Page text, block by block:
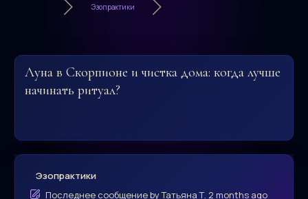
Эзопрактики
Луна в Скорпионе и чистка дома: когда лучше
начинать ритуал?
Эзопрактики
Последнее сообщениеbyТатьяна Т. 2 months ago